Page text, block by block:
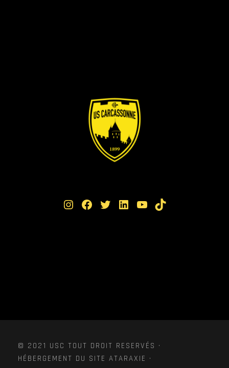
Instagram Facebook Twitter LinkedIn YouTube TikTok
© 2021 USC TOUT DROIT RESERVÉS ·
HÉBERGEMENT DU SITE ATARAXIE ·